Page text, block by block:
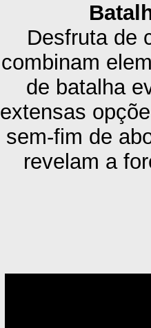
Desfruta de
combinam
de batalha
extensas
sem-fim de
revelam a